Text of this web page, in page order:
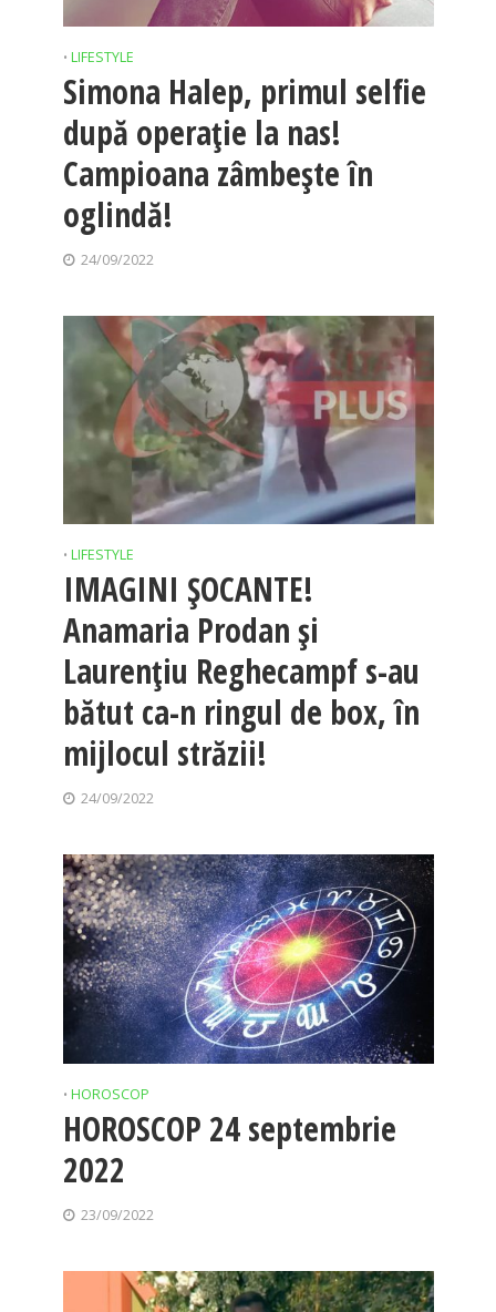
• LIFESTYLE
Simona Halep, primul selfie
după operație la nas!
Campioana zâmbește în
oglindă!
24/09/2022
• LIFESTYLE
IMAGINI ȘOCANTE!
Anamaria Prodan și
Laurențiu Reghecampf s-au
bătut ca-n ringul de box, în
mijlocul străzii!
24/09/2022
• HOROSCOP
HOROSCOP 24 septembrie
2022
23/09/2022